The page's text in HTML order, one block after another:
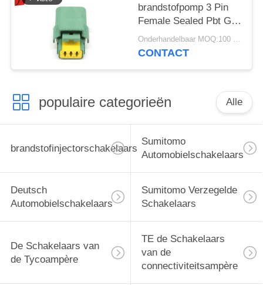
brandstofpomp 3 Pin
Female Sealed Pbt Gf
30 Schakelaar voor
Ford
Onderhandelbaar MOQ:100 EENHEDEN
CONTACT
populaire categorieën Alle
brandstofinjectorschakelaars
Sumitomo
Automobielschakelaars
Deutsch
Automobielschakelaars
Sumitomo Verzegelde
Schakelaars
De Schakelaars van
de Tycoampère
TE de Schakelaars
van de
connectiviteitsampère